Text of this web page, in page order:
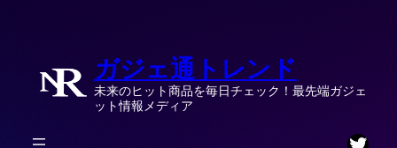
ガジェ通トレンド
未来のヒット商品を毎日チェック！最先端ガジェ
ット情報メディア